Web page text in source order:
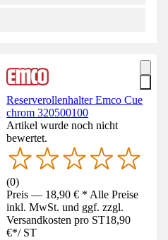
Reserverollenhalter Emco Cue
chrom 320500100
Artikel wurde noch nicht
bewertet.
(0)
Preis — 18,90 € * Alle Preise
inkl. MwSt. und ggf. zzgl.
Versandkosten pro ST18,90
€*/ ST